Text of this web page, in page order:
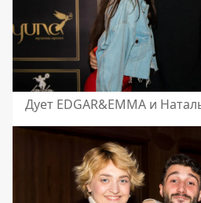
Дует EDGAR&EMMA и